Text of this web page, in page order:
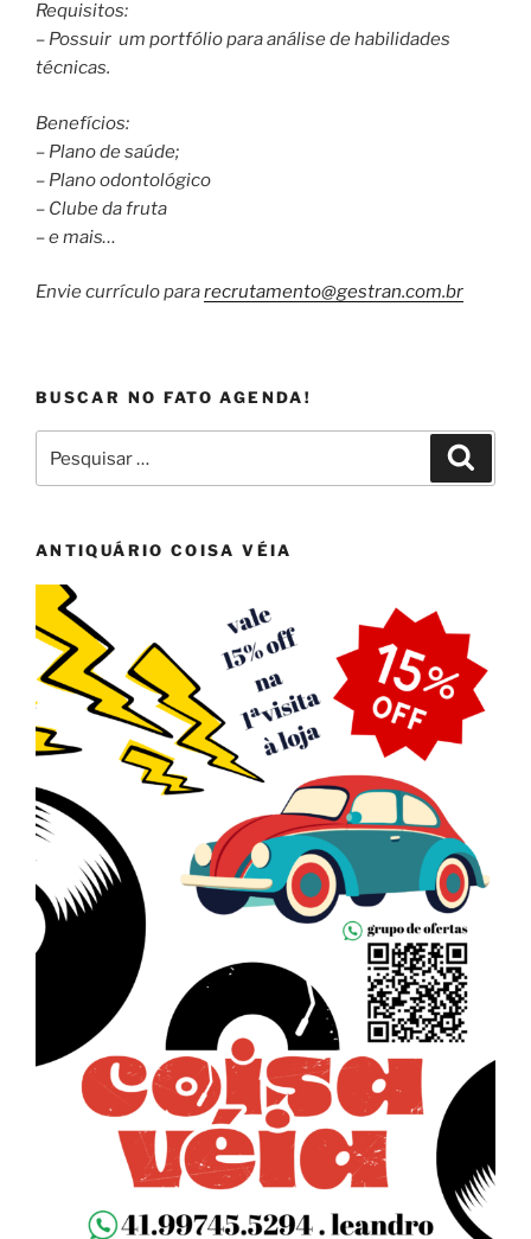
Requisitos:
– Possuir um portfólio para análise de habilidades
técnicas.
Benefícios:
– Plano de saúde;
– Plano odontológico
– Clube da fruta
– e mais…
Envie currículo pararecrutamento@gestran.com.br
BUSCAR NO FATO AGENDA!
por:
ANTIQUÁRIO COISA VÉIA